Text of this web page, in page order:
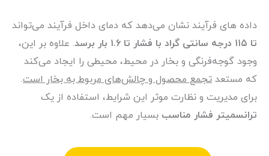
داده های فرآیند نشان می‌دهد که دمای داخل فرآیند می‌تواند
تا ۱۱۵ درجه سانتی گراد با فشار تا ۱.۶ بار برسد
. علاوه بر این،
وجود گوجه‌فرنگی و بخار در محیط، محیطی را ایجاد می‌کند
که مستعد تجمع محصول و چالش‌های مربوط به بخار است.
برای مدیریت و نظارت موثر این شرایط، استفاده از یک
ترانسمیتر فشار مناسب بسیار مهم است.